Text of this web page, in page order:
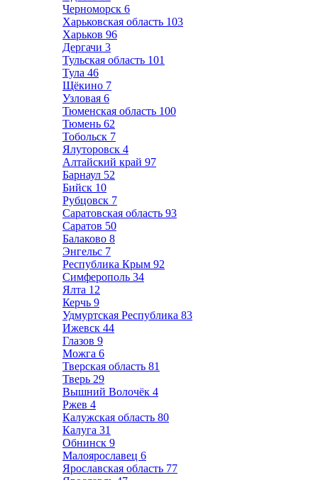
Черноморск 6
Харьковская область 103
Харьков 96
Дергачи 3
Тульская область 101
Тула 46
Щёкино 7
Узловая 6
Тюменская область 100
Тюмень 62
Тобольск 7
Ялуторовск 4
Алтайский край 97
Барнаул 52
Бийск 10
Рубцовск 7
Саратовская область 93
Саратов 50
Балаково 8
Энгельс 7
Республика Крым 92
Симферополь 34
Ялта 12
Керчь 9
Удмуртская Республика 83
Ижевск 44
Глазов 9
Можга 6
Тверская область 81
Тверь 29
Вышний Волочёк 4
Ржев 4
Калужская область 80
Калуга 31
Обнинск 9
Малоярославец 6
Ярославская область 77